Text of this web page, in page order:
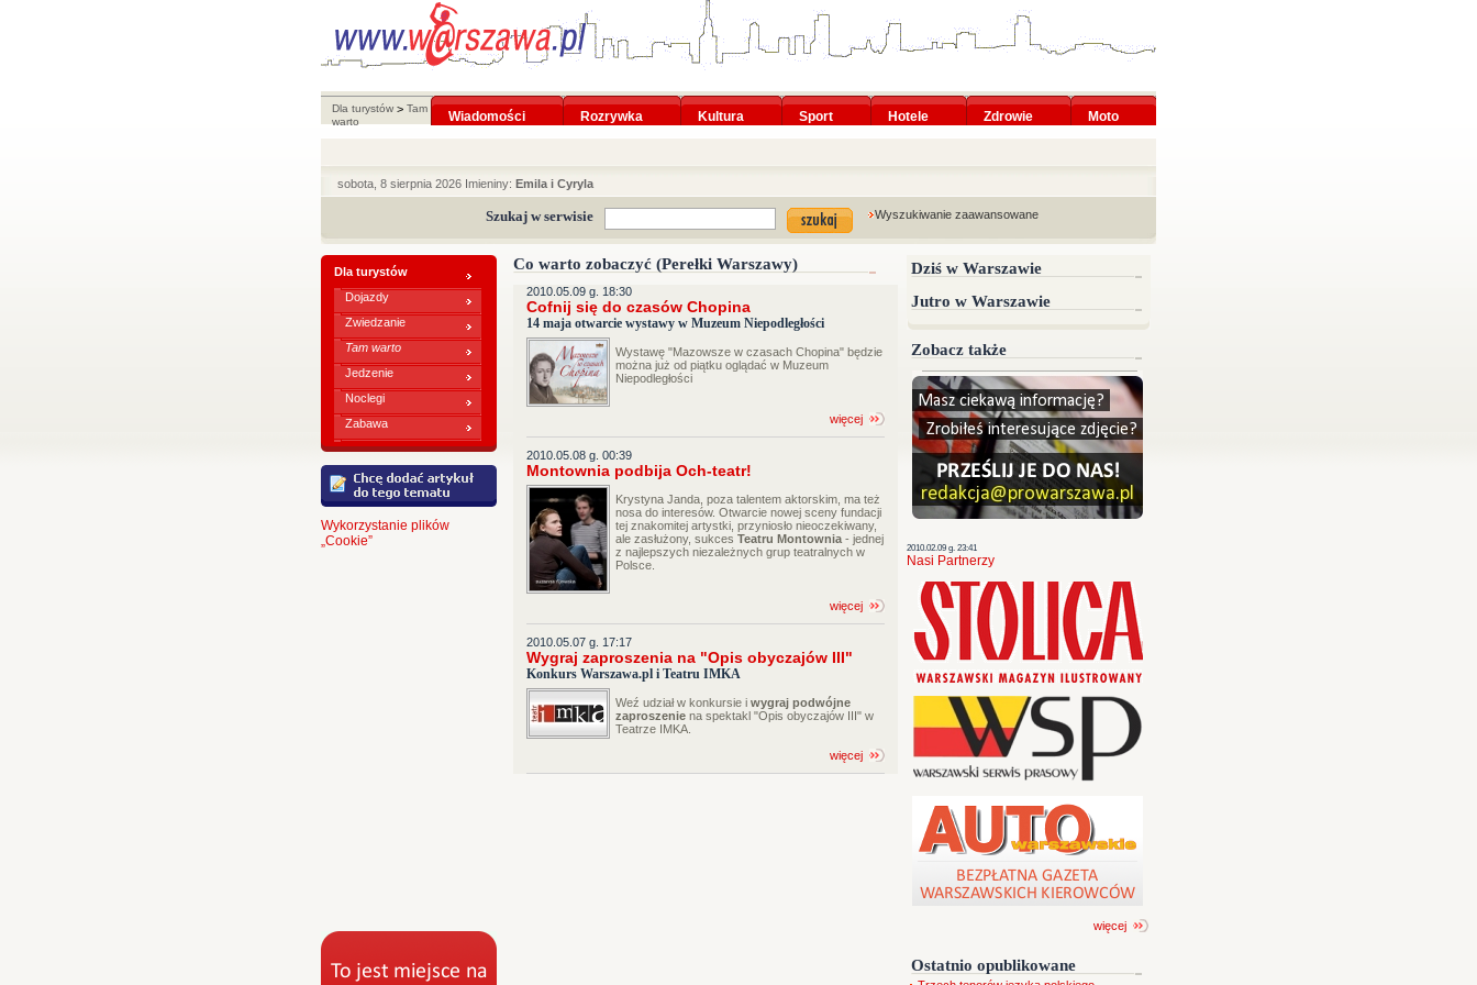
Wiadomości Rozrywka Kultura Sport Hotele Zdrowie Moto
Dla turystów > Tam
warto
sobota, 8 sierpnia 2026 Imieniny: Emila i Cyryla
Szukaj w serwisie Wyszukiwanie zaawansowane
Dla turystów
Dojazdy
Zwiedzanie
Tam warto
Jedzenie
Noclegi
Zabawa
Wykorzystanie plików
„Cookie”
Co warto zobaczyć (Perełki Warszawy)
2010.05.09 g. 18:30
Cofnij się do czasów Chopina
14 maja otwarcie wystawy w Muzeum Niepodległości
Wystawę "Mazowsze w czasach Chopina" będzie
można już od piątku oglądać w Muzeum
Niepodległości
więcej
2010.05.08 g. 00:39
Montownia podbija Och-teatr!
Krystyna Janda, poza talentem aktorskim, ma też
nosa do interesów. Otwarcie nowej sceny fundacji
tej znakomitej artystki, przyniosło nieoczekiwany,
ale zasłużony, sukces Teatru Montownia - jednej
z najlepszych niezależnych grup teatralnych w
Polsce.
więcej
2010.05.07 g. 17:17
Wygraj zaproszenia na "Opis obyczajów III"
Konkurs Warszawa.pl i Teatru IMKA
Weź udział w konkursie i wygraj podwójne
zaproszenie na spektakl "Opis obyczajów III" w
Teatrze IMKA.
więcej
Dziś w Warszawie
Jutro w Warszawie
Zobacz także
2010.02.09 g. 23:41
Nasi Partnerzy
więcej
Ostatnio opublikowane